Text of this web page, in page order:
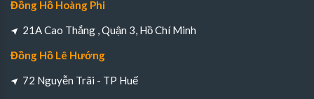
Đồng Hồ Hoàng Phi
21A Cao Thắng , Quận 3, Hồ Chí Minh
Đồng Hồ Lê Hướng
72 Nguyễn Trãi - TP Huế